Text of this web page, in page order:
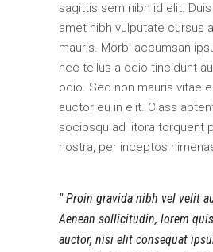
sagittis sem nibh id elit.
amet nibh vulputate cursus
mauris. Morbi accumsan
nec tellus a odio tincidunt
odio. Sed non mauris vitae
auctor eu in elit. Class
sociosqu ad litora torquent
nostra, per inceptos
Proin gravida nibh vel velit
Aenean sollicitudin, lorem
auctor, nisi elit consequat